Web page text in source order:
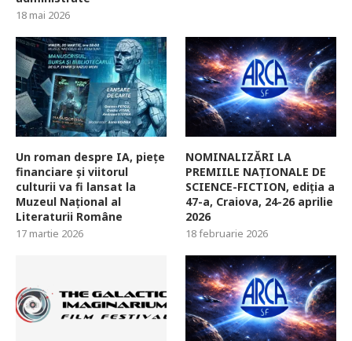
18 mai 2026
Un roman despre IA, piețe
financiare și viitorul
culturii va fi lansat la
Muzeul Național al
Literaturii Române
17 martie 2026
NOMINALIZĂRI LA
PREMIILE NAȚIONALE DE
SCIENCE-FICTION, ediția a
47-a, Craiova, 24-26 aprilie
2026
18 februarie 2026